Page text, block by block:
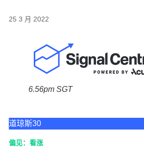
25 3 月 2022
6.56pm SGT
道琼斯30
偏见：看涨